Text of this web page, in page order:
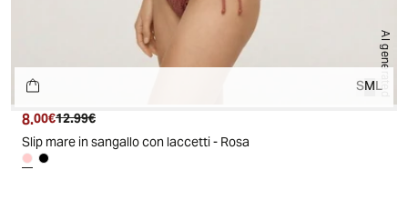
AI generated
SML
Prezzo attuale
8.00€ Prezzo originale
12.99€
Slip mare in sangallo con laccetti - Rosa